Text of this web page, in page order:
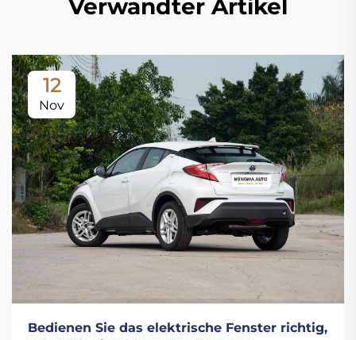
Verwandter Artikel
12
Nov
Bedienen Sie das elektrische Fenster richtig,